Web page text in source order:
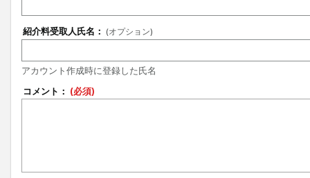
紹介料受取人氏名： (オプション)
アカウント作成時に登録した氏名
コメント： (必須)